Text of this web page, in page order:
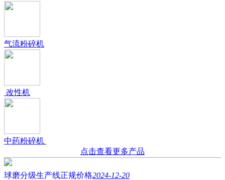
气流粉碎机
改性机
中药粉碎机
点击查看更多产品
球磨分级生产线正规价格2024-12-20